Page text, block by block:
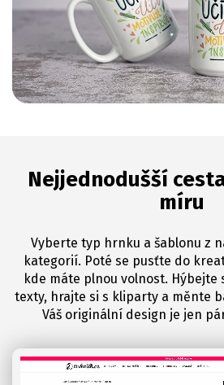
Nejjednodušší
míru
Vyberte typ hrnku a šablonu z
kategorií. Poté se pusťte do
kde máte plnou volnost. Hýbejte
texty, hrajte si s kliparty a měnte
Váš originální design je jen